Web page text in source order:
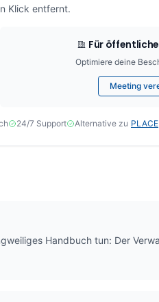
Klick entfernt.
Für
Optimiere deine
Meeting
24/7 Support Alternative zu PLACE
Handbuch tun: Der